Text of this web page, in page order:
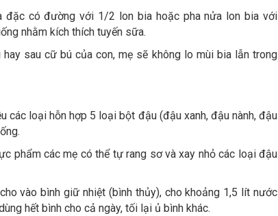
đặc có đường với 1/2 lon bia hoặc pha nửa lon bia với
nhằm kích thích tuyến sữa.
sau cữ bú của con, mẹ sẽ không lo mùi bia lẫn trong
các loại hỗn hợp 5 loại bột đậu (đậu xanh, đậu nành, đậu
phẩm các mẹ có thể tự rang sơ và xay nhỏ các loại đậu
vào bình giữ nhiệt (bình thủy), cho khoảng 1,5 lít nước
hết bình cho cả ngày, tối lại ủ bình khác.